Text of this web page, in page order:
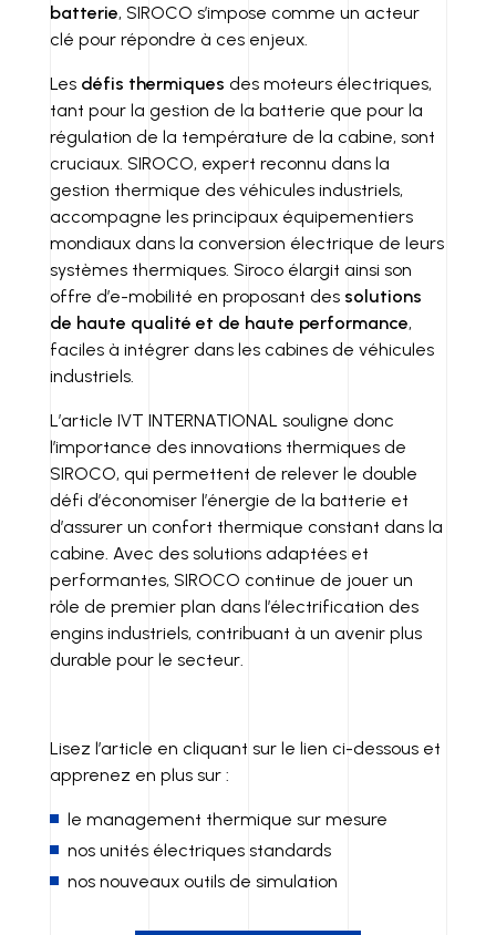
batterie, SIROCO s’impose comme un acteur
clé pour répondre à ces enjeux.
Les défis thermiques des moteurs électriques,
tant pour la gestion de la batterie que pour la
régulation de la température de la cabine, sont
cruciaux. SIROCO, expert reconnu dans la
gestion thermique des véhicules industriels,
accompagne les principaux équipementiers
mondiaux dans la conversion électrique de leurs
systèmes thermiques. Siroco élargit ainsi son
offre d’e-mobilité en proposant des solutions
de haute qualité et de haute performance,
faciles à intégrer dans les cabines de véhicules
industriels.
L’article IVT INTERNATIONAL souligne donc
l’importance des innovations thermiques de
SIROCO, qui permettent de relever le double
défi d’économiser l’énergie de la batterie et
d’assurer un confort thermique constant dans la
cabine. Avec des solutions adaptées et
performantes, SIROCO continue de jouer un
rôle de premier plan dans l’électrification des
engins industriels, contribuant à un avenir plus
durable pour le secteur.
Lisez l’article en cliquant sur le lien ci-dessous et
apprenez en plus sur :
le management thermique sur mesure
nos unités électriques standards
nos nouveaux outils de simulation